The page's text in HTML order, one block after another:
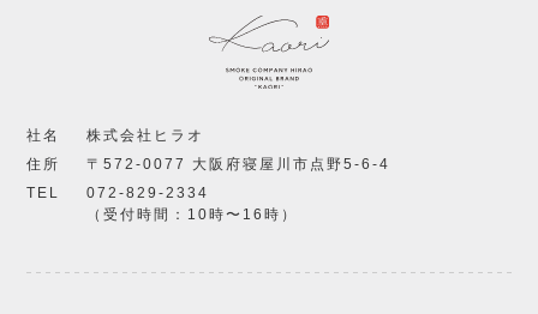
社名
株式会社ヒラオ
住所
〒572-0077 大阪府寝屋川市点野5-6-4
TEL
072-829-2334
（受付時間：10時〜16時）